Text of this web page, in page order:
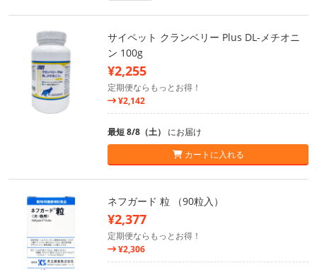
サイペット クランベリー Plus DL-メチオニ
ン 100g
¥2,255
定期便ならもっとお得！
¥2,142
最短 8/8（土） にお届け
カートに入れる
ネフガード 粒 （90粒入）
¥2,377
定期便ならもっとお得！
¥2,306